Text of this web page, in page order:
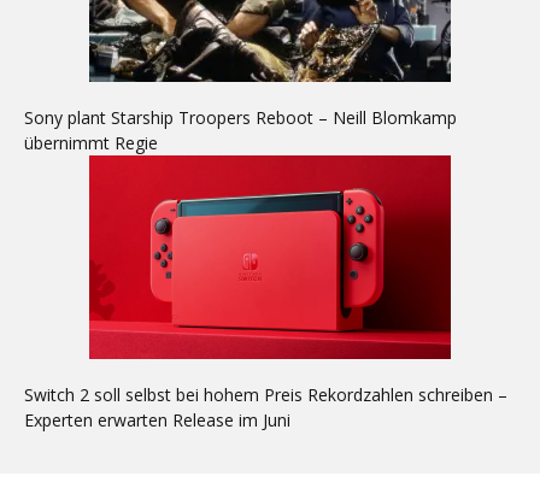
Sony plant Starship Troopers Reboot – Neill Blomkamp
übernimmt Regie
Switch 2 soll selbst bei hohem Preis Rekordzahlen schreiben –
Experten erwarten Release im Juni